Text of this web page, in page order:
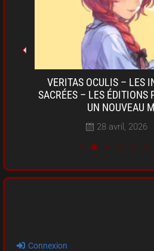
VERITAS OCULIS – LES
SACRÉES – LES ÉDITIONS
UN NOUVEAU
28 avril, 2026
Connexion